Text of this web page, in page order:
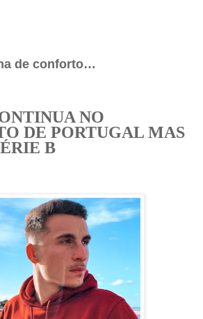
de conforto…
NO
DE PORTUGAL MAS
B